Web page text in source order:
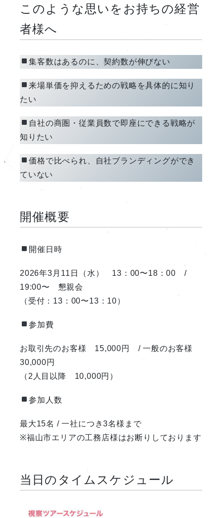
このような思いをお持ちの経営
者様へ
集客数はあるのに、契約数が伸びない
来場単価を抑えるための戦略を具体的に知り
たい
自社の商圏・従業員数で即座にできる戦略が
知りたい
価格で比べられ、自社ブランディングができ
ていない
開催概要
開催日時
2026年3月11日（水） 13：00〜18：00 /
19:00〜 懇親会
（受付：13：00〜13：10）
参加費
お取引先のお客様 15,000円 / 一般のお客様
30,000円
（2人目以降 10,000円）
参加人数
最大15名 / 一社につき3名様まで
※福山市エリアの工務店様はお断りしております
当日のタイムスケジュール